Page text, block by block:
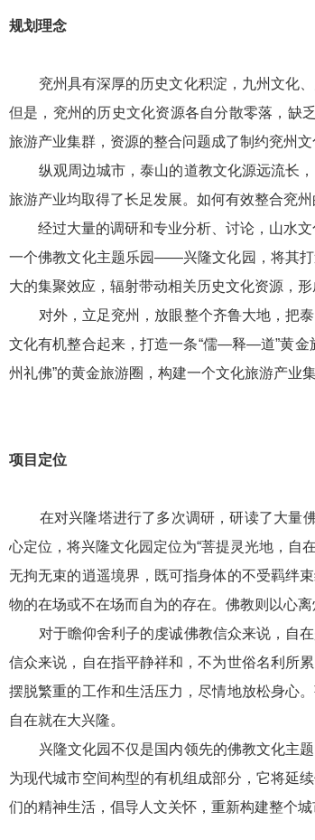
规划理念
兖州具有深厚的历史文化积淀，九州文化、
但是，兖州的历史文化资源各自分散零落，缺
旅游产业集群，资源的整合问题成了制约兖州文
纵观周边城市，泰山的道教文化源远流长，
旅游产业均取得了长足发展。如何有效整合兖
经过大量的调研和专业分析、讨论，山水文
一个佛教文化主题乐园——兴隆文化园，将其
大的集聚效应，辐射带动相关历史文化资源，形
对外，立足兖州，放眼整个齐鲁大地，把泰
文化有机整合起来，打造一条“儒—释—道”黄
州礼佛”的黄金旅游圈，构建一个文化旅游产业集
项目定位
在对兴隆塔进行了多次调研，研读了大量佛
心定位，将兴隆文化园定位为“菩提灵光地，自
无拘无束的逍遥境界，既可指身体的不受羁绊
物的在场或不在场而自为的存在。佛教则以心离
对于瞻仰舍利子的虔诚佛教信众来说，自在
信众来说，自在指平静祥和，不为世俗名利所
摆脱繁重的工作和生活压力，尽情地放松身心
自在就在大兴隆。
兴隆文化园不仅是国内领先的佛教文化主题
为现代城市空间构型的有机组成部分，它将延
们的精神生活，倡导人文关怀，重新构建整个城